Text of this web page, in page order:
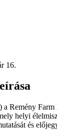
16.
Remény Farm
helyi
és